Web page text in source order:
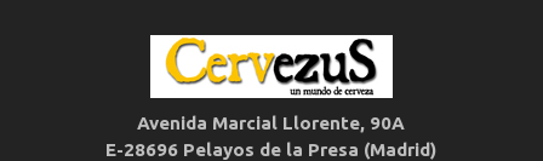
Avenida Marcial Llorente, 90A
E-28696 Pelayos de la Presa (Madrid)